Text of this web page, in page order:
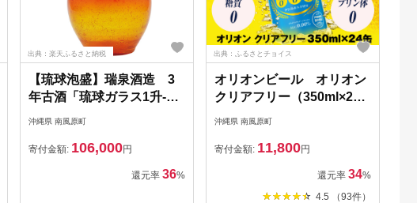
出典：楽天ふるさと納税
【琉球泡盛】瑞泉酒造 3
年古酒「琉球ガラス1升-
橙-」1,800ml
沖縄県 南風原町
寄付金額: 106,000円
還元率 36%
出典：ふるさとチョイス
オリオンビール オリオン
クリアフリー（350ml×24
缶）ノンアルコールビール
沖縄県 南風原町
寄付金額: 11,800円
還元率 34%
4.5 （93件）